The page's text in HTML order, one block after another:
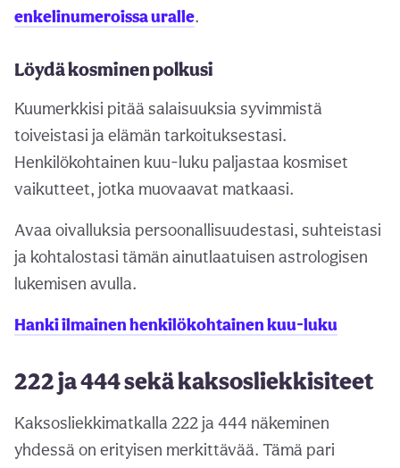
enkelinumeroissa uralle.
Löydä kosminen polkusi
Kuumerkkisi pitää salaisuuksia syvimmistä
toiveistasi ja elämän tarkoituksestasi.
Henkilökohtainen kuu-luku paljastaa kosmiset
vaikutteet, jotka muovaavat matkaasi.
Avaa oivalluksia persoonallisuudestasi, suhteistasi
ja kohtalostasi tämän ainutlaatuisen astrologisen
lukemisen avulla.
Hanki ilmainen henkilökohtainen kuu-luku
222 ja 444 sekä kaksosliekkisiteet
Kaksosliekkimatkalla 222 ja 444 näkeminen
yhdessä on erityisen merkittävää. Tämä pari